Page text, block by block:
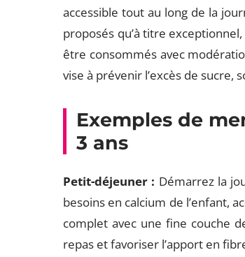
accessible tout au long de la
proposés qu’à titre
être consommés avec
vise à prévenir l’excès de sucre,
Exemples de
3 ans
Petit-déjeuner : Démarrez la
besoins en calcium de l’enfant,
complet avec une fine couche
repas et favoriser l’apport en